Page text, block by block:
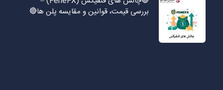
بررسی قیمت، قوانین و مقایسه پلن ها🔴